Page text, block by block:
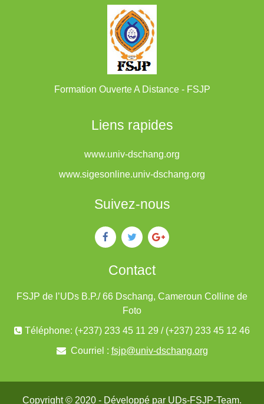
Formation Ouverte A Distance - FSJP
Liens rapides
www.univ-dschang.org
www.sigesonline.univ-dschang.org
Suivez-nous
Contact
FSJP de l’UDs B.P./ 66 Dschang, Cameroun Colline de
Foto
Téléphone: (+237) 233 45 11 29 / (+237) 233 45 12 46
Courriel : fsjp@univ-dschang.org
Copyright © 2020 - Développé par UDs-FSJP-Team.